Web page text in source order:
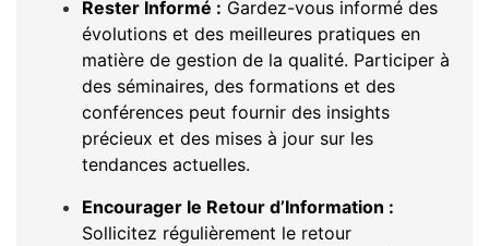
Rester Informé : Gardez-vous informé des
évolutions et des meilleures pratiques en
matière de gestion de la qualité. Participer à
des séminaires, des formations et des
conférences peut fournir des insights
précieux et des mises à jour sur les
tendances actuelles.
Encourager le Retour d’Information :
Sollicitez régulièrement le retour